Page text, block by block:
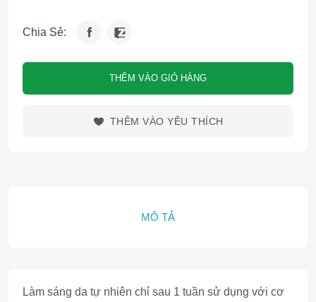
Chia Sẻ:
THÊM VÀO GIỎ HÀNG
THÊM VÀO YÊU THÍCH
MÔ TẢ
Làm sáng da tự nhiên chỉ sau 1 tuần sử dụng với cơ